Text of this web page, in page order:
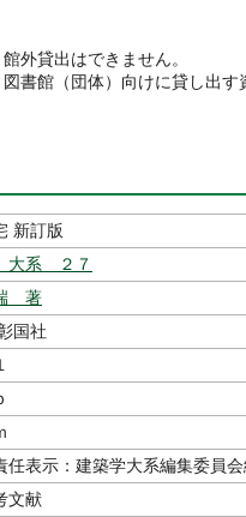
外貸出はできません。
書館（団体）向けに貸し出す
新訂版
大系 ２７
著
国社
任表示：建築学大系編集委員
文献